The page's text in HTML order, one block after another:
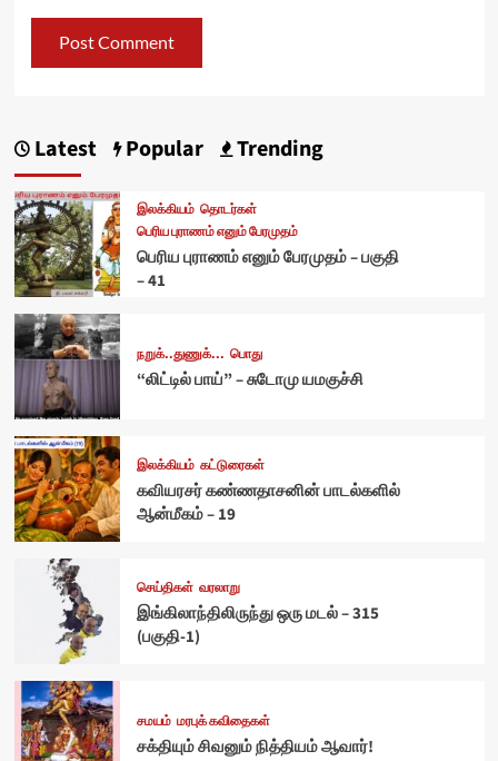
Latest Popular Trending
இலக்கியம் தொடர்கள்
பெரிய புராணம் எனும் பேரமுதம்
பெரிய புராணம் எனும் பேரமுதம் – பகுதி
– 41
நறுக்..துணுக்... பொது
“லிட்டில் பாய்” – சுடோமு யமகுச்சி
இலக்கியம் கட்டுரைகள்
கவியரசர் கண்ணதாசனின் பாடல்களில்
ஆன்மீகம் – 19
செய்திகள் வரலாறு
இங்கிலாந்திலிருந்து ஒரு மடல் – 315
(பகுதி-1)
சமயம் மரபுக் கவிதைகள்
சக்தியும் சிவனும் நித்தியம் ஆவார்!